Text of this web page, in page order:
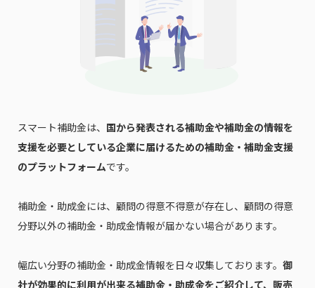
スマート補助金は、 国から発表される補助金や補助金の情報を
支援を必要としている企業に届けるための補助金・補助金支援
のプラットフォームです。
補助金・助成金には、顧問の得意不得意が存在し、顧問の得意
分野以外の補助金・助成金情報が届かない場合があります。
幅広い分野の補助金・助成金情報を日々収集しております。 御
社が効果的に利用が出来る補助金・助成金をご紹介して、販売